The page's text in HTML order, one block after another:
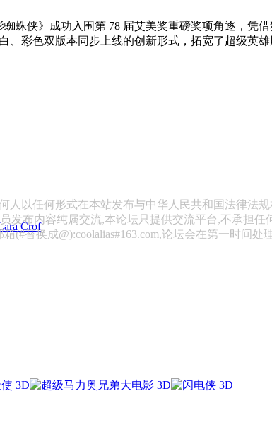
蛛侠》成功入围第 78 届艾美奖重磅奖项角逐，凭
彩色双版本同步上线的创新形式，拓宽了超级英
Crof
人以任何形式在本站发布与中华人民共和国法律法规
发布内容纯属交流,本论坛只提供交流平台,不承担任
(#替换成@):coolalias#163.com,论坛会在第一时间处